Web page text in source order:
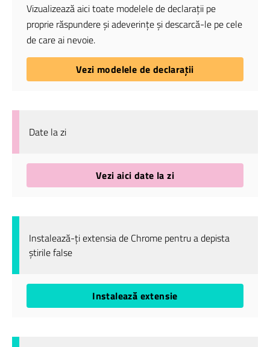
Vizualizează aici toate modelele de declarații pe
proprie răspundere și adeverințe și descarcă-le pe cele
de care ai nevoie.
Vezi modelele de declarații
Date la zi
Vezi aici date la zi
Instalează-ți extensia de Chrome pentru a depista
știrile false
Instalează extensie